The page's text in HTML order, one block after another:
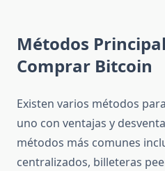
Métodos
Comprar Bitcoin
Existen varios métodos
uno con ventajas y
métodos más comunes
centralizados, billeteras